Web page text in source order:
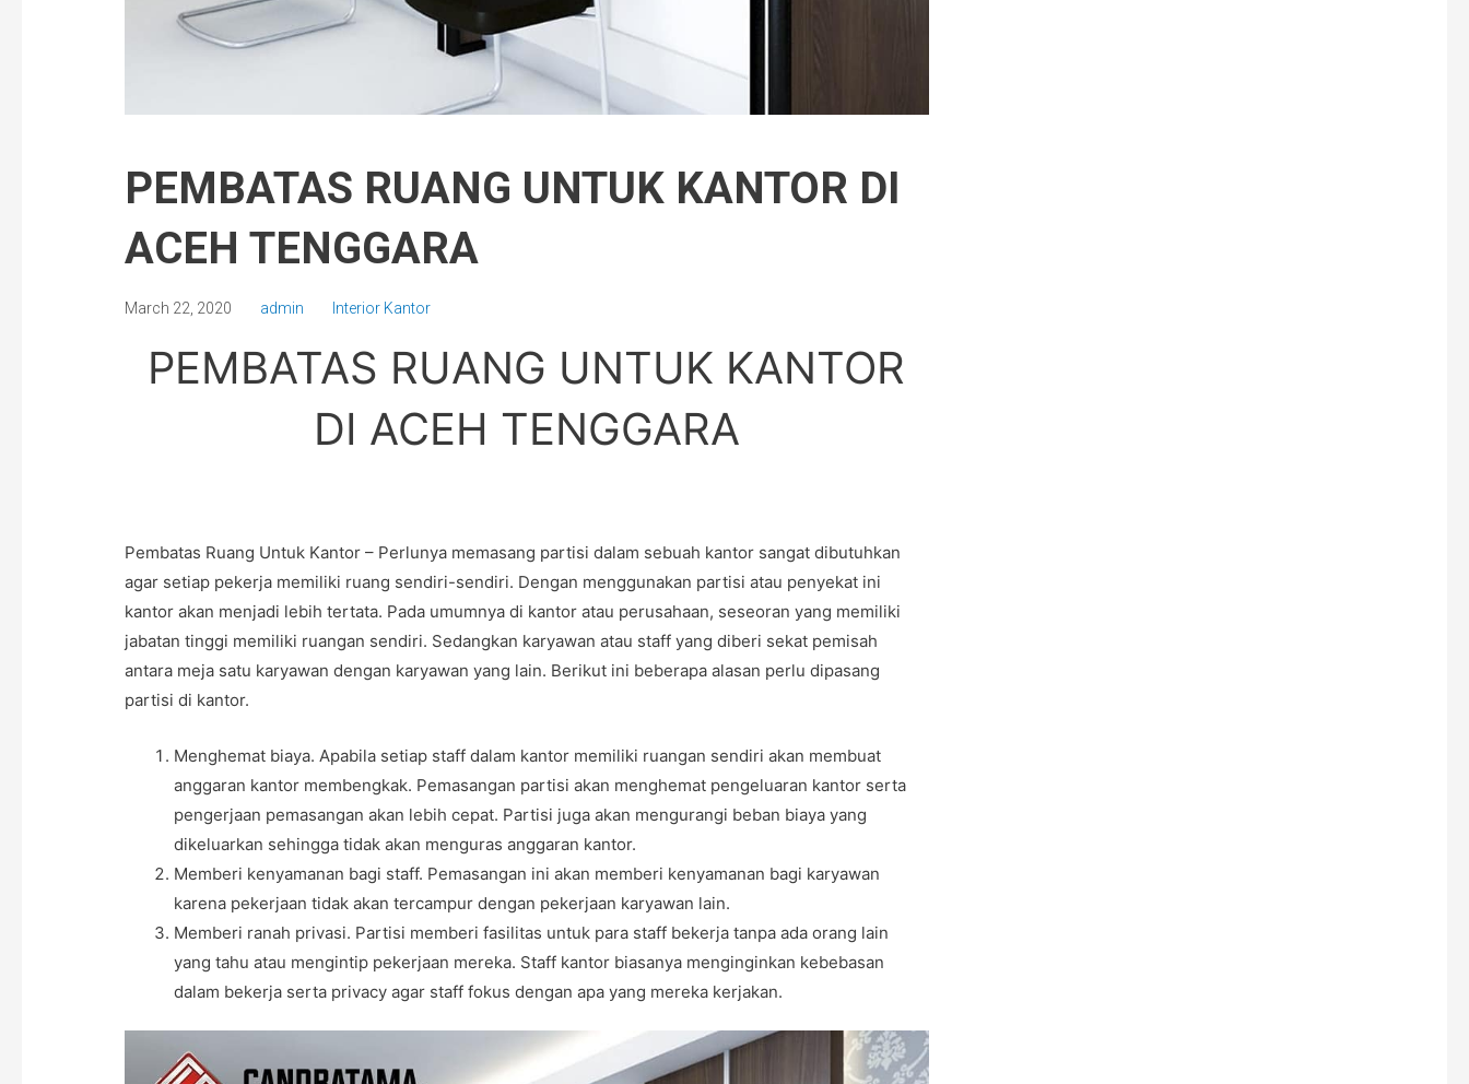
PEMBATAS RUANG UNTUK KANTOR DI
ACEH TENGGARA
March 22, 2020 admin Interior Kantor
PEMBATAS RUANG UNTUK KANTOR
DI ACEH TENGGARA
Pembatas Ruang Untuk Kantor – Perlunya memasang partisi dalam sebuah kantor sangat dibutuhkan
agar setiap pekerja memiliki ruang sendiri-sendiri. Dengan menggunakan partisi atau penyekat ini
kantor akan menjadi lebih tertata. Pada umumnya di kantor atau perusahaan, seseoran yang memiliki
jabatan tinggi memiliki ruangan sendiri. Sedangkan karyawan atau staff yang diberi sekat pemisah
antara meja satu karyawan dengan karyawan yang lain. Berikut ini beberapa alasan perlu dipasang
partisi di kantor.
Menghemat biaya. Apabila setiap staff dalam kantor memiliki ruangan sendiri akan membuat
anggaran kantor membengkak. Pemasangan partisi akan menghemat pengeluaran kantor serta
pengerjaan pemasangan akan lebih cepat. Partisi juga akan mengurangi beban biaya yang
dikeluarkan sehingga tidak akan menguras anggaran kantor.
Memberi kenyamanan bagi staff. Pemasangan ini akan memberi kenyamanan bagi karyawan
karena pekerjaan tidak akan tercampur dengan pekerjaan karyawan lain.
Memberi ranah privasi. Partisi memberi fasilitas untuk para staff bekerja tanpa ada orang lain
yang tahu atau mengintip pekerjaan mereka. Staff kantor biasanya menginginkan kebebasan
dalam bekerja serta privacy agar staff fokus dengan apa yang mereka kerjakan.